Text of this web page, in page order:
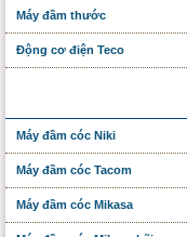
Máy đầm thước
Động cơ điện Teco
Máy đầm cóc Niki
Máy đầm cóc Tacom
Máy đầm cóc Mikasa